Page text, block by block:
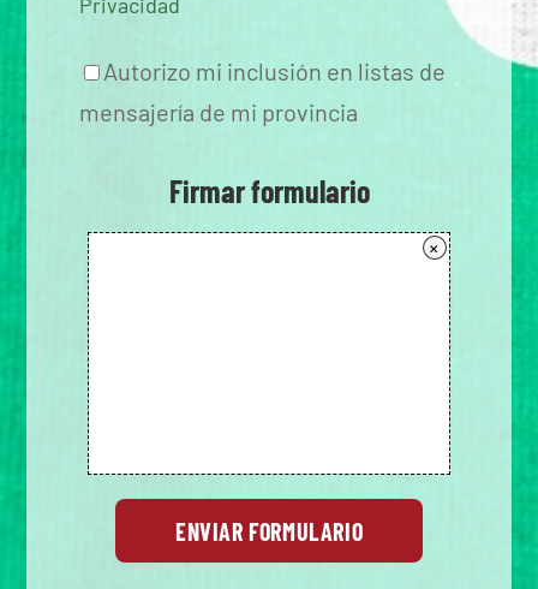
Autorizo mi inclusión en listas de
mensajería de mi provincia
Firmar formulario